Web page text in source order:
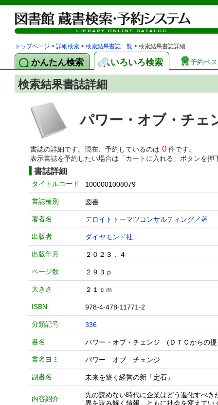
トップページ > 詳細検索 > 検索結果書誌一覧 > 検索結果書誌詳細
かんたん検索 いろいろ検索 予約ベ
検索結果書誌詳細
パワー・オブ・チ
書誌の詳細です。現在、予約しているのは 0 件です。
表示書誌を予約したい場合は「カートに入れる」ボタンを押
書誌詳細
タイトルコード 1000001008079
書誌種別 図書
著者名 デロイトトーマツコンサルティング／著
出版者 ダイヤモンド社
出版年月 ２０２３．４
ページ数 ２９３ｐ
大きさ ２１ｃｍ
ISBN 978-4-478-11771-2
分類記号 336
書名 パワー・オブ・チェンジ (ＤＴＣからの
書名ヨミ パワー オブ チェンジ
副書名 未来を築く経営の新「定石」
内容紹介
先の読めない時代に企業はどう進化すべ
界を読み解く情報、ともに社会を変えて